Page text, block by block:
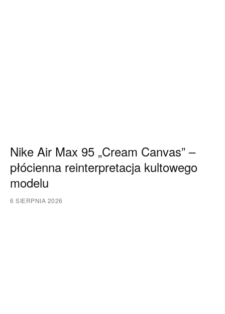
Nike Air Max 95 „Cream Canvas” –
płócienna reinterpretacja kultowego
modelu
6 SIERPNIA 2026